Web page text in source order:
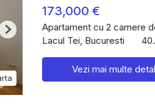
Next
173,000 €
Apartament cu 2 camere
Lacul Tei, Bucuresti
Vezi mai multe